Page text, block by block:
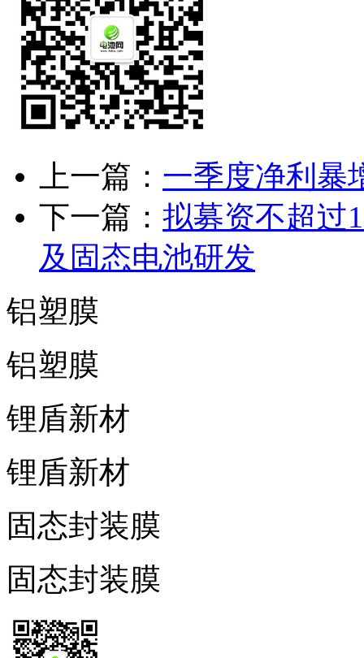
上一篇： 一季度净利暴
下一篇： 拟募资不超过
及固态电池研发
铝塑膜
铝塑膜
锂盾新材
锂盾新材
固态封装膜
固态封装膜